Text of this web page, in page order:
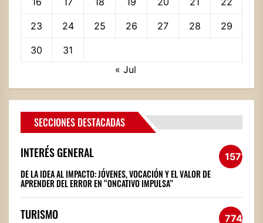
23 24 25 26 27 28 29
30
31
« Jul
SECCIONES DESTACADAS
INTERÉS GENERAL 1572
DE LA IDEA AL IMPACTO: JÓVENES, VOCACIÓN Y EL VALOR DE
APRENDER DEL ERROR EN “ONCATIVO IMPULSA”
TURISMO 774